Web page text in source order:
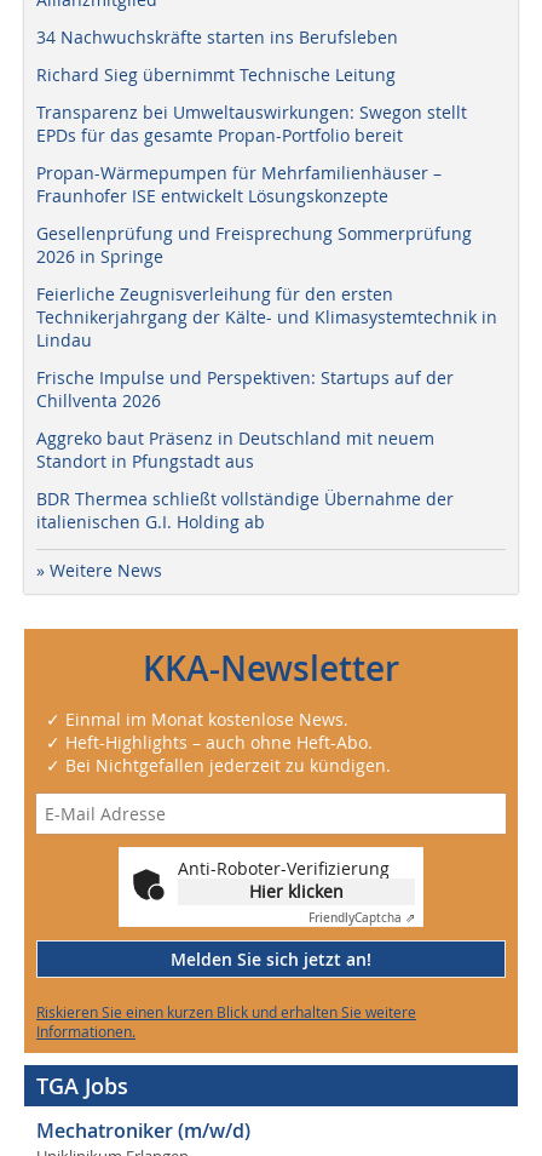
34 Nachwuchskräfte starten ins Berufsleben
Richard Sieg übernimmt Technische Leitung
Transparenz bei Umweltauswirkungen: Swegon stellt
EPDs für das gesamte Propan-Portfolio bereit
Propan-Wärmepumpen für Mehrfamilienhäuser –
Fraunhofer ISE entwickelt Lösungskonzepte
Gesellenprüfung und Freisprechung Sommerprüfung
2026 in Springe
Feierliche Zeugnisverleihung für den ersten
Technikerjahrgang der Kälte- und Klimasystemtechnik in
Lindau
Frische Impulse und Perspektiven: Startups auf der
Chillventa 2026
Aggreko baut Präsenz in Deutschland mit neuem
Standort in Pfungstadt aus
BDR Thermea schließt vollständige Übernahme der
italienischen G.I. Holding ab
» Weitere News
KKA-Newsletter
✓ Einmal im Monat kostenlose News.
✓ Heft-Highlights – auch ohne Heft-Abo.
✓ Bei Nichtgefallen jederzeit zu kündigen.
Anti-Roboter-Verifizierung
Hier klicken
FriendlyCaptcha ⇗
Melden Sie sich jetzt an!
Riskieren Sie einen kurzen Blick und erhalten Sie weitere
Informationen.
TGA Jobs
Mechatroniker (m/w/d)